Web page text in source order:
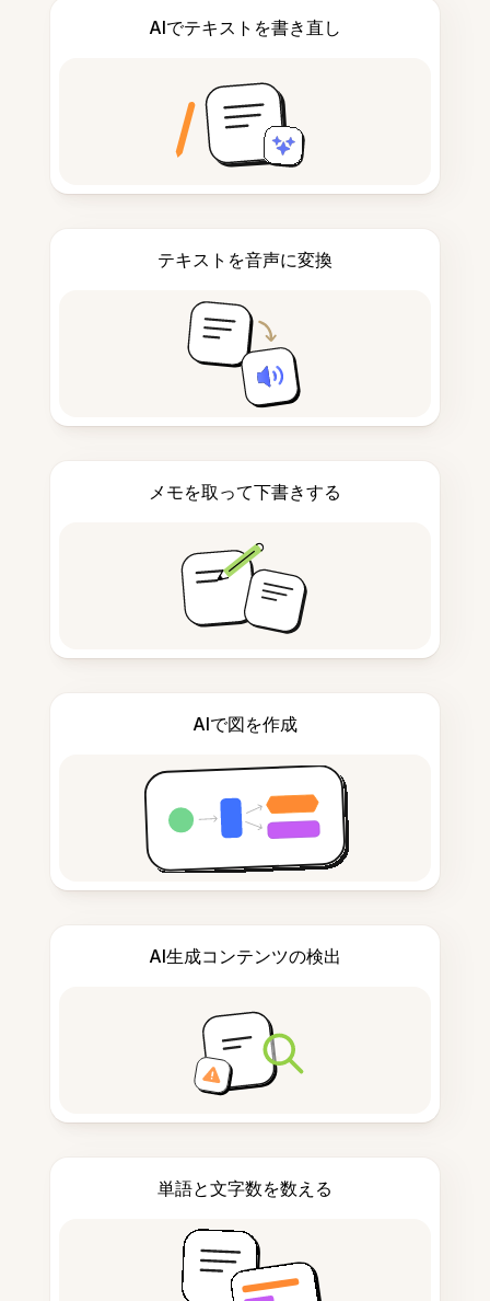
AIでテキストを書き直し
テキストを音声に変換
メモを取って下書きする
AIで図を作成
AI生成コンテンツの検出
単語と文字数を数える